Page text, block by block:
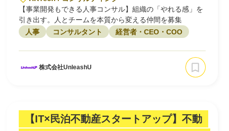
【事業開発もできる人事コンサル】組織の「やれる感」を
引き出す。人とチームを本質から変える仲間を募集
人事
コンサルタント 経営者・CEO・COO
株式会社UnleashU
【IT×民泊不動産スタートアップ】不動